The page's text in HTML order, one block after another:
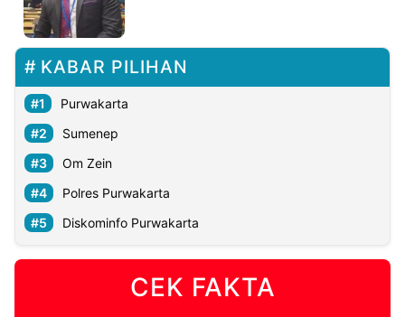
KABAR PILIHAN
Purwakarta
Sumenep
Om Zein
Polres Purwakarta
Diskominfo Purwakarta
CEK FAKTA